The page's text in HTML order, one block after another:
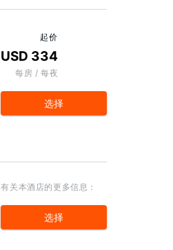
起价
USD 334
每房 / 每夜
选择
有关本酒店的更多信息：
选择